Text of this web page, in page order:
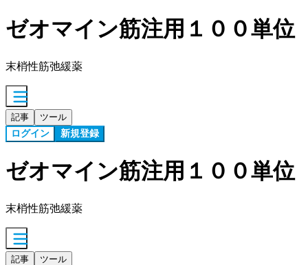
ゼオマイン筋注用１００単位
末梢性筋弛緩薬
記事 ツール
ログイン 新規登録
ゼオマイン筋注用１００単位
末梢性筋弛緩薬
記事 ツール